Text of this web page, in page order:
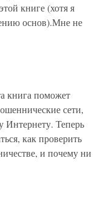
книге (хотя я
основ).Мне не
книга поможет
сети,
Интернету. Теперь
как проверить
и почему ни